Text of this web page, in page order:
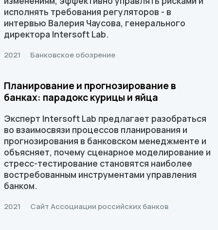
исполнять требования регуляторов - в
интервью Валерия Чаусова, генерального
директора Intersoft Lab.
2021 Банковское обозрение
Планирование и прогнозирование в
банках: парадокс курицы и яйца
Эксперт Intersoft Lab предлагает разобраться
во взаимосвязи процессов планирования и
прогнозирования в банковском менеджменте и
объясняет, почему сценарное моделирование и
стресс-тестирование становятся наиболее
востребованным инструментами управления
банком.
2021 Сайт Ассоциации российских банков